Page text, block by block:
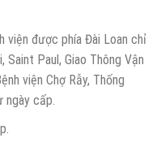
viện được phía Đài Loan chỉ
Saint Paul, Giao Thông Vận
viện Chợ Rẫy, Thống
ngày cấp.